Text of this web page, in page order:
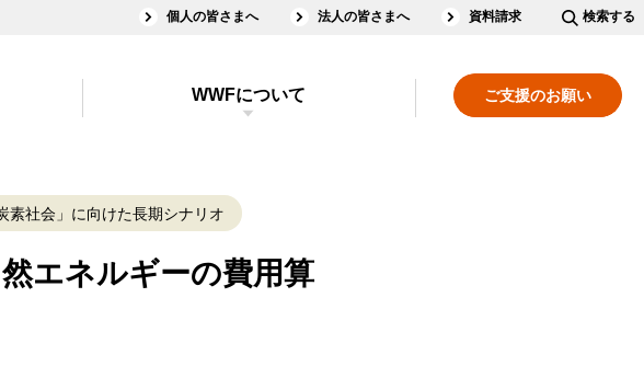
個人の皆さまへ 法人の皆さまへ 資料請求 検索する
ご支援のお願い
WWFについて
素社会」に向けた長期シナリオ
エネルギーの費用算